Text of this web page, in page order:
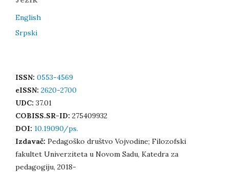
English
Srpski
ISSN: 0553-4569
eISSN: 2620-2700
UDC: 37.01
COBISS.SR-ID: 275409932
DOI: 10.19090/ps.
Izdavač: Pedagoško društvo Vojvodine; Filozofski
fakultet Univerziteta u Novom Sadu, Katedra za
pedagogiju, 2018-